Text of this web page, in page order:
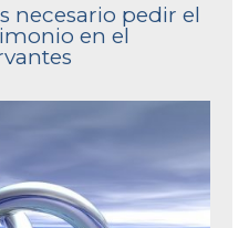
necesario pedir el
en el